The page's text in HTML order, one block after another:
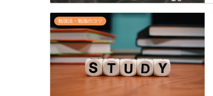
勉強法・勉強のコツ